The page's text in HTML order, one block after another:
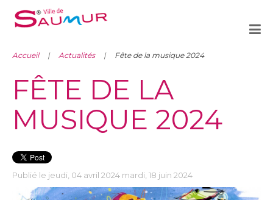
Accueil Actualités Fête de la musique 2024
FÊTE DE LA
MUSIQUE 2024
Publié le jeudi, 04 avril 2024 mardi, 18 juin 2024